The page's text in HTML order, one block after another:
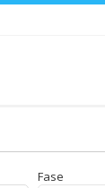
Fase